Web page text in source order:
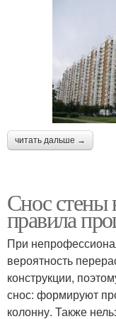
читать дальше →
Снос стены
правила
При
вероятность
конструкции,
снос: формируют
колонну. Также